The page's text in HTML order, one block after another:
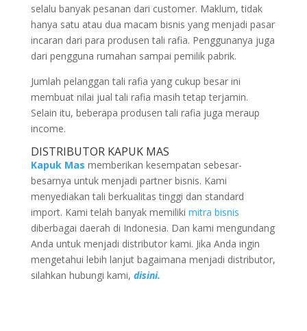
selalu banyak pesanan dari customer. Maklum, tidak
hanya satu atau dua macam bisnis yang menjadi pasar
incaran dari para produsen tali rafia. Penggunanya juga
dari pengguna rumahan sampai pemilik pabrik.
Jumlah pelanggan tali rafia yang cukup besar ini
membuat nilai jual tali rafia masih tetap terjamin.
Selain itu, beberapa produsen tali rafia juga meraup
income.
DISTRIBUTOR KAPUK MAS
Kapuk Mas memberikan kesempatan sebesar-
besarnya untuk menjadi partner bisnis. Kami
menyediakan tali berkualitas tinggi dan standard
import. Kami telah banyak memiliki mitra bisnis
diberbagai daerah di Indonesia. Dan kami mengundang
Anda untuk menjadi distributor kami. Jika Anda ingin
mengetahui lebih lanjut bagaimana menjadi distributor,
silahkan hubungi kami, disini.